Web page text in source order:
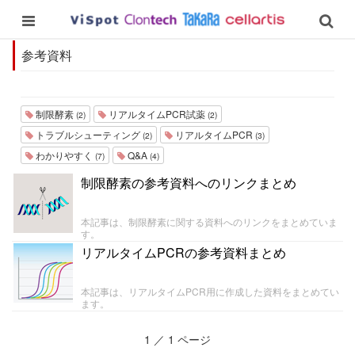
参考資料
制限酵素 (2) リアルタイムPCR試薬 (2)
トラブルシューティング (2) リアルタイムPCR (3)
わかりやすく (7) Q&A (4)
制限酵素の参考資料へのリンクまとめ
本記事は、制限酵素に関する資料へのリンクをまとめていま
す。
リアルタイムPCRの参考資料まとめ
本記事は、リアルタイムPCR用に作成した資料をまとめてい
ます。
1 ／ 1 ページ